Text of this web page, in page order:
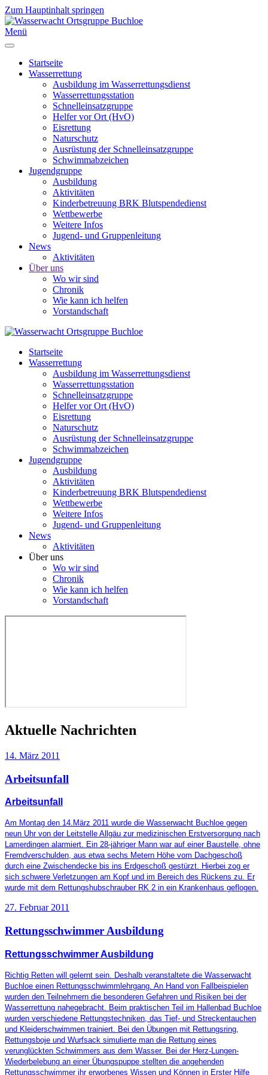
Zum Hauptinhalt springen
Menü
Startseite
Wasserrettung
Ausbildung im Wasserrettungsdienst
Wasserrettungsstation
Schnelleinsatzgruppe
Helfer vor Ort (HvO)
Eisrettung
Naturschutz
Ausrüstung der Schnelleinsatzgruppe
Schwimmabzeichen
Jugendgruppe
Ausbildung
Aktivitäten
Kinderbetreuung BRK Blutspendedienst
Wettbewerbe
Weitere Infos
Jugend- und Gruppenleitung
News
Aktivitäten
Über uns
Wo wir sind
Chronik
Wie kann ich helfen
Vorstandschaft
Startseite
Wasserrettung
Ausbildung im Wasserrettungsdienst
Wasserrettungsstation
Schnelleinsatzgruppe
Helfer vor Ort (HvO)
Eisrettung
Naturschutz
Ausrüstung der Schnelleinsatzgruppe
Schwimmabzeichen
Jugendgruppe
Ausbildung
Aktivitäten
Kinderbetreuung BRK Blutspendedienst
Wettbewerbe
Weitere Infos
Jugend- und Gruppenleitung
News
Aktivitäten
Über uns
Wo wir sind
Chronik
Wie kann ich helfen
Vorstandschaft
Aktuelle Nachrichten
14. März 2011
Arbeitsunfall
Arbeitsunfall
Am Montag den 14.März 2011 wurde die Wasserwacht Buchloe gegen
neun Uhr von der Leitstelle Allgäu zur medizinischen Erstversorgung nach
Lamerdingen alarmiert. Ein 28-jähriger Mann war auf einer Baustelle, ohne
Fremdverschulden, aus etwa sechs Metern Höhe vom Dachgeschoß
durch eine Zwischendecke bis ins Erdgeschoß gestürzt. Hierbei zog er
sich schwere Verletzungen am Kopf und im Bereich des Rückens zu. Er
wurde mit dem Rettungshubschrauber RK 2 in ein Krankenhaus geflogen.
27. Februar 2011
Rettungsschwimmer Ausbildung
Rettungsschwimmer Ausbildung
Richtig Retten will gelernt sein. Deshalb veranstaltete die Wasserwacht
Buchloe einen Rettungsschwimmlehrgang. An Hand von Fallbeispielen
wurden den Teilnehmern die besonderen Gefahren und Risiken bei der
Wasserrettung nahegebracht. Beim praktischen Teil im Hallenbad Buchloe
wurden verschiedene Rettungstechniken, das Tief- und Streckentauchen
und Kleiderschwimmen trainiert. Bei den Übungen mit Rettungsring,
Rettungsboje und Wurfsack simulierte man die Rettung eines
verunglückten Schwimmers aus dem Wasser. Bei der Herz-Lungen-
Wiederbelebung an einer Übungspuppe stellten die angehenden
Rettungsschwimmer ihr erworbenes Wissen und Können in Erster Hilfe